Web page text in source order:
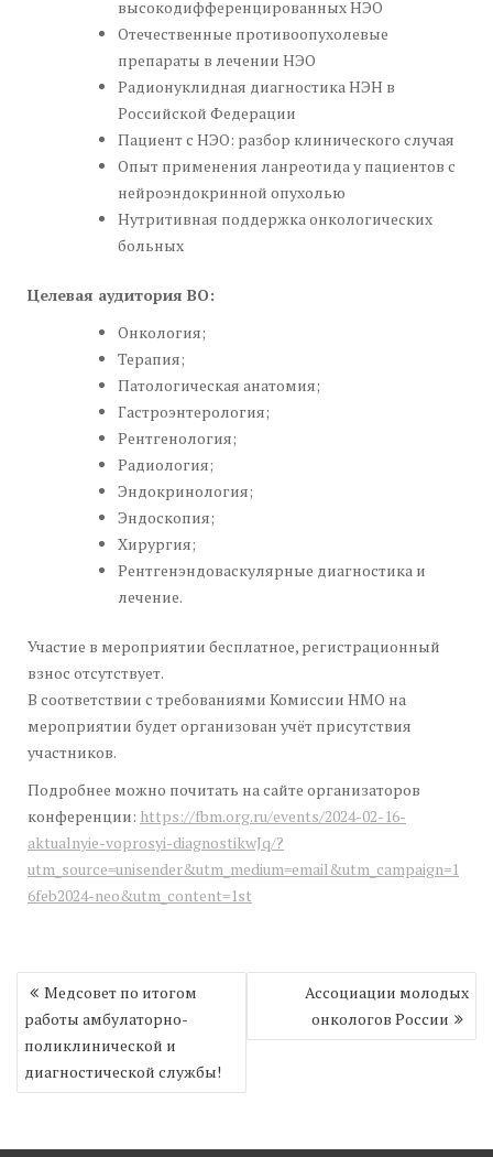
высокодифференцированных НЭО
Отечественные противоопухолевые
препараты в лечении НЭО
Радионуклидная диагностика НЭН в
Российской Федерации
Пациент с НЭО: разбор клинического случая
Опыт применения ланреотида у пациентов с
нейроэндокринной опухолью
Нутритивная поддержка онкологических
больных
Целевая аудитория ВО:
Онкология;
Терапия;
Патологическая анатомия;
Гастроэнтерология;
Рентгенология;
Радиология;
Эндокринология;
Эндоскопия;
Хирургия;
Рентгенэндоваскулярные диагностика и
лечение.
Участие в мероприятии бесплатное, регистрационный
взнос отсутствует.
В соответствии с требованиями Комиссии НМО на
мероприятии будет организован учёт присутствия
участников.
Подробнее можно почитать на сайте организаторов
конференции: https://fbm.org.ru/events/2024-02-16-
aktualnyie-voprosyi-diagnostikwJq/?
utm_source=unisender&utm_medium=email&utm_campaign=1
6feb2024-neo&utm_content=1st
Навигация
по
записям
Медсовет по итогом
работы амбулаторно-
поликлинической и
диагностической службы!
Ассоциации молодых
онкологов России